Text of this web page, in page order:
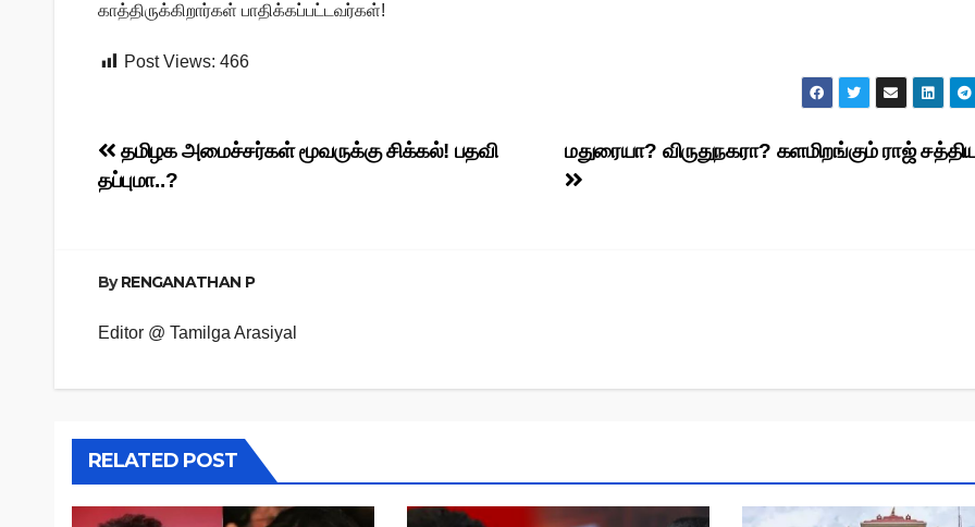
காத்திருக்கிறார்கள் பாதிக்கப்பட்டவர்கள்!
Post Views: 466
Post
navigation
மதுரையா? விருதுநகரா? களமிறங்கும் ராஜ்
தமிழக அமைச்சர்கள் மூவருக்கு சிக்கல்! பதவி
தப்புமா..?
ByRENGANATHAN P
Editor @ Tamilga Arasiyal
RELATED POST